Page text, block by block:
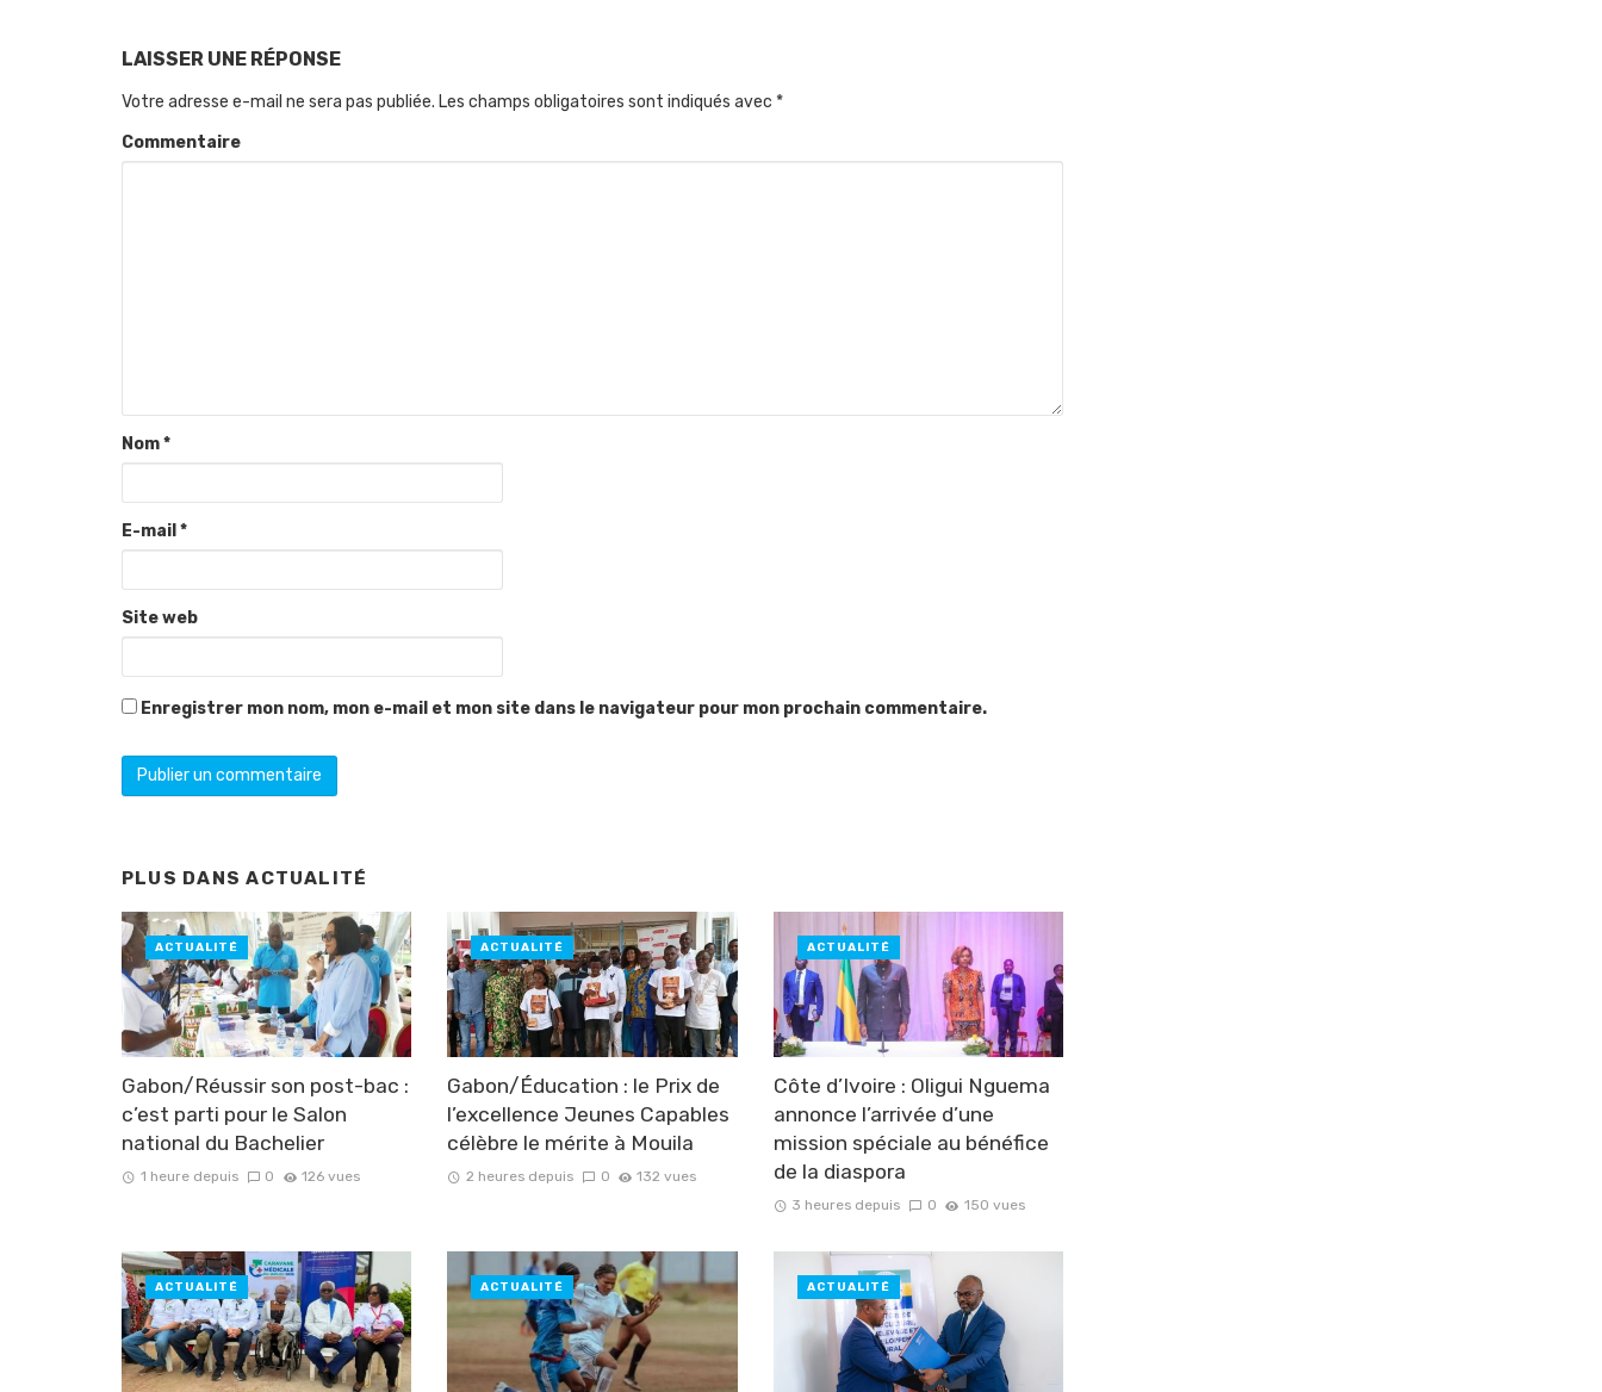
LAISSER UNE RÉPONSE
Votre adresse e-mail ne sera pas publiée. Les champs obligatoires sont indiqués avec *
Commentaire
Nom*
E-mail *
Site web
Enregistrer mon nom, mon e-mail et mon site dans le navigateur pour mon prochain commentaire.
PLUS DANSACTUALITÉ
Gabon/Réussir son post-bac :
c’est parti pour le Salon
national du Bachelier
1 heure depuis 0 126 vues
ACTUALITÉ
Gabon/Éducation : le Prix de
l’excellence Jeunes Capables
célèbre le mérite à Mouila
2 heures depuis 0 132 vues
ACTUALITÉ
Côte d’Ivoire : Oligui Nguema
annonce l’arrivée d’une
mission spéciale au bénéfice
de la diaspora
3 heures depuis 0 150 vues
ACTUALITÉ
ACTUALITÉ ACTUALITÉ ACTUALITÉ